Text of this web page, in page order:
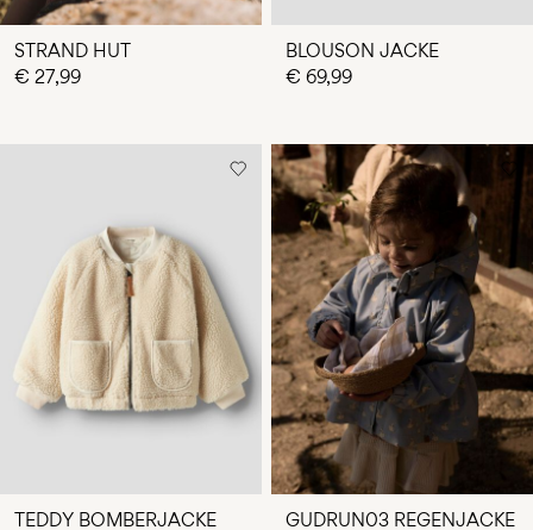
STRAND HUT
€ 27,99
BLOUSON JACKE
€ 69,99
TEDDY BOMBERJACKE GUDRUN03 REGENJACKE